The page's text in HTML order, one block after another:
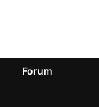
Forum